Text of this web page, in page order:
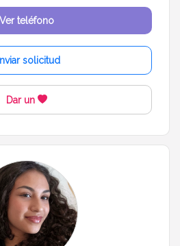
Ver teléfono
solicitud
Dar un